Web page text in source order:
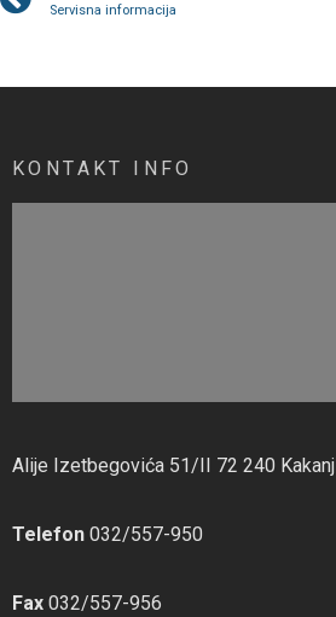
Servisna informacija
KONTAKT INFO
Alije Izetbegovića 51/II 72 240 Kakanj
Telefon 032/557-950
Fax 032/557-956